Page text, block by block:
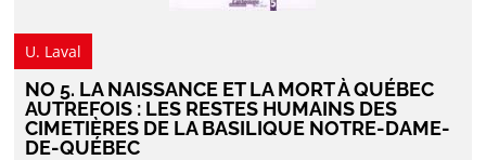
U. Laval
NO 5. LA NAISSANCE ET LA MORT À QUÉBEC
AUTREFOIS : LES RESTES HUMAINS DES
CIMETIÈRES DE LA BASILIQUE NOTRE-DAME-
DE-QUÉBEC